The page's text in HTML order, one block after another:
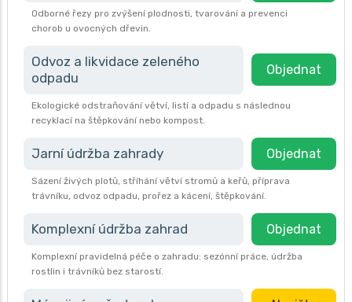
Odborné řezy pro zvýšení plodnosti, tvarování a prevenci
chorob u ovocných dřevin.
Odvoz a likvidace zeleného
odpadu
Objednat
Ekologické odstraňování větví, listí a odpadu s následnou
recyklací na štěpkování nebo kompost.
Jarní údržba zahrady Objednat
Sázení živých plotů, stříhání větví stromů a keřů, příprava
trávníku, odvoz odpadu, prořez a kácení, štěpkování.
Komplexní údržba zahrad Objednat
Komplexní pravidelná péče o zahradu: sezónní práce, údržba
rostlin i trávníků bez starostí.